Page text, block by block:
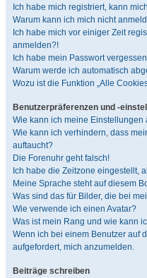
Ich habe mich registriert, kann
Warum kann ich mich nicht
Ich habe mich vor einiger Zeit
anmelden?!
Ich habe mein Passwort
Warum werde ich automatisch
Wozu ist die Funktion „Alle
Benutzerpräferenzen und -
Wie kann ich meine Einstellungen
Wie kann ich verhindern, dass
auftaucht?
Die Forenuhr geht falsch!
Ich habe die Zeitzone eingestellt,
Meine Sprache steht auf diesem
Was sind das für Bilder, die bei
Wie verwende ich einen Avatar?
Was ist mein Rang und wie kann
Wenn ich bei einem Benutzer auf
aufgefordert, mich anzumelden.
Beiträge schreiben